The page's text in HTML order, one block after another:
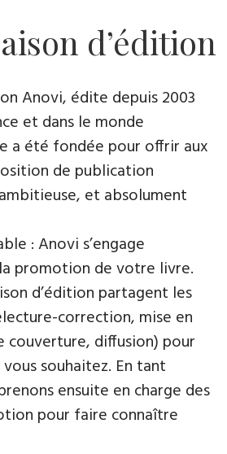
d’édition
Anovi, édite depuis 2003
et dans le monde
a été fondée pour offrir aux
de publication
et absolument
: Anovi s’engage
promotion de votre livre.
d’édition partagent les
correction, mise en
couverture, diffusion) pour
souhaitez. En tant
ensuite en charge des
pour faire connaître